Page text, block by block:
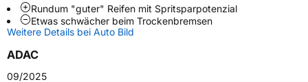
Weitere Eigenschaften
Schlauchtyp
Rundum "guter" Reifen mit Spritsparpotenzial
Etwas schwächer beim Trockenbremsen
Weitere Details bei Auto Bild
ADAC
09/2025